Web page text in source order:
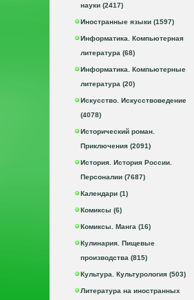
науки (2417)
Иностранные языки (1597)
Информатика. Компьютерная
литература (68)
Информатика. Компьютерные
литература (20)
Искусство. Искусствоведение
(4078)
Исторический роман.
Приключения (2091)
История. История России.
Персоналии (7687)
Календари (1)
Комиксы (6)
Комиксы. Манга (16)
Кулинария. Пищевые
производства (815)
Культура. Культурология (503)
Литература на иностранных